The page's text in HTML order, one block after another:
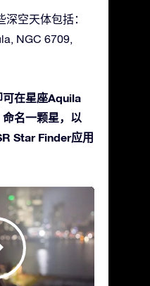
空天体包括：
NGC 6709,
在星座Aquila
名一颗星，以
Star Finder应用